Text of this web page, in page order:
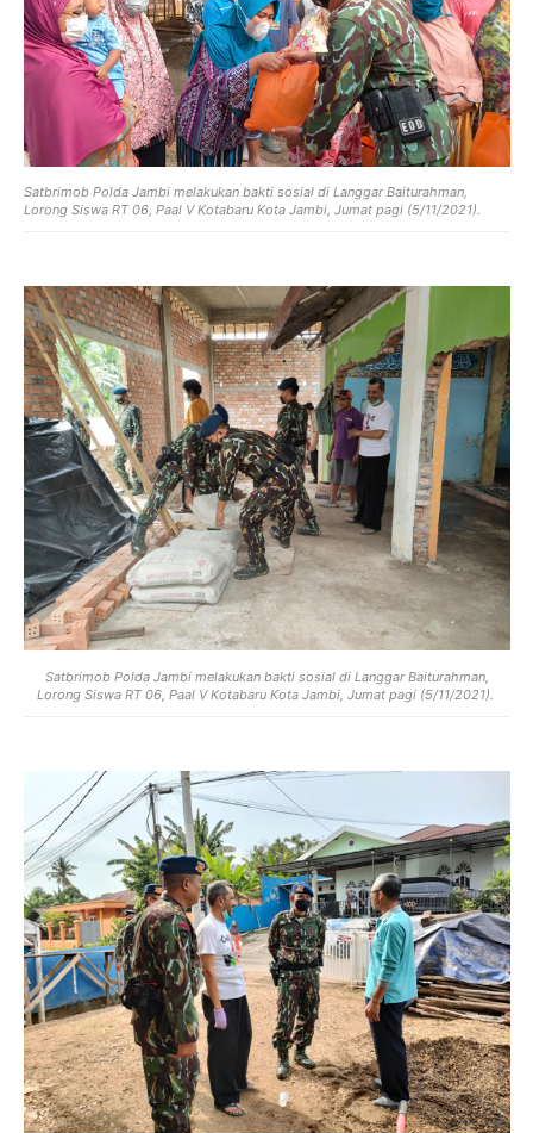
Satbrimob Polda Jambi melakukan bakti sosial di Langgar Baiturahman,
Lorong Siswa RT 06, Paal V Kotabaru Kota Jambi, Jumat pagi (5/11/2021).
Satbrimob Polda Jambi melakukan bakti sosial di Langgar Baiturahman,
Lorong Siswa RT 06, Paal V Kotabaru Kota Jambi, Jumat pagi (5/11/2021).